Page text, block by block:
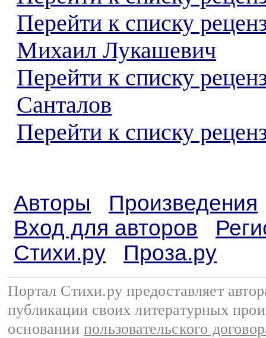
Перейти к списку
Михаил Лукашевич
Перейти к списку
Санталов
Перейти к списку
Авторы
Произведения
Вход для авторов
Стихи.ру
Проза.ру
Портал Стихи.ру предоставляет
публикации своих литературных
основании пользовательского